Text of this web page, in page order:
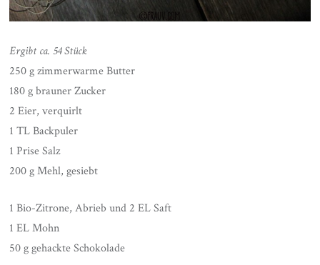
Ergibt ca. 54 Stück
250 g zimmerwarme Butter
180 g brauner Zucker
2 Eier, verquirlt
1 TL Backpuler
1 Prise Salz
200 g Mehl, gesiebt
1 Bio-Zitrone, Abrieb und 2 EL Saft
1 EL Mohn
50 g gehackte Schokolade